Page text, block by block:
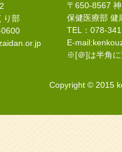
り部
〒650-8567
保健医療部 健
TEL：078-
E-
※[＠]は半角に
Copyright © 2015